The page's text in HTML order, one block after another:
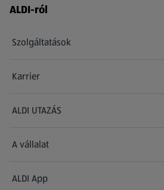
Láblécmenü - további linkek
ALDI-ról
Szolgáltatások
Karrier
(új oldalon nyílik meg)
ALDI UTAZÁS
(új oldalon nyílik meg)
A vállalat
ALDI App